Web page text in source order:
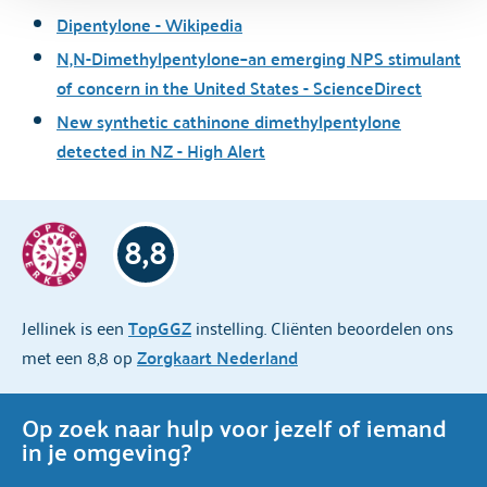
Dipentylone - Wikipedia
N,N-Dimethylpentylone–an emerging NPS stimulant
of concern in the United States - ScienceDirect
New synthetic cathinone dimethylpentylone
detected in NZ - High Alert
Jellinek is eenTopGGZinstelling. Cliënten beoordelen ons
met een 8,8 opZorgkaart Nederland
8,8
Op zoek naar hulp voor jezelf of iemand
in je omgeving?